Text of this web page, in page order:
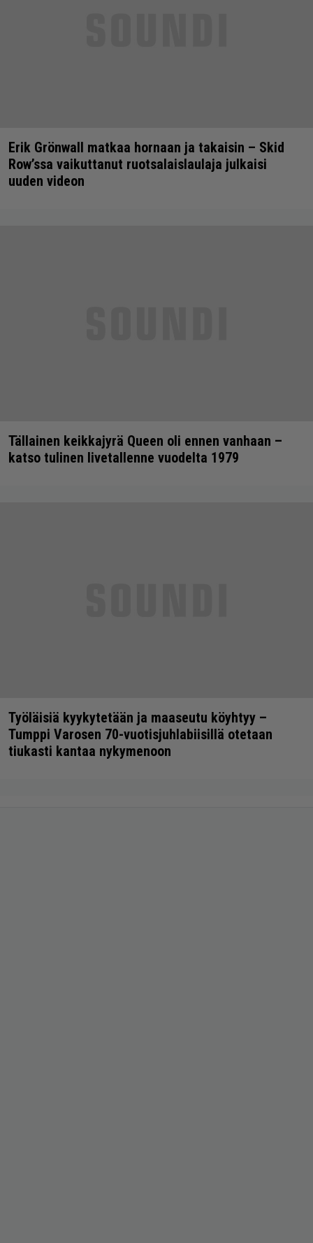
Erik Grönwall matkaa hornaan ja takaisin – Skid
Row’ssa vaikuttanut ruotsalaislaulaja julkaisi
uuden videon
Tällainen keikkajyrä Queen oli ennen vanhaan –
katso tulinen livetallenne vuodelta 1979
Työläisiä kyykytetään ja maaseutu köyhtyy –
Tumppi Varosen 70-vuotisjuhlabiisillä otetaan
tiukasti kantaa nykymenoon